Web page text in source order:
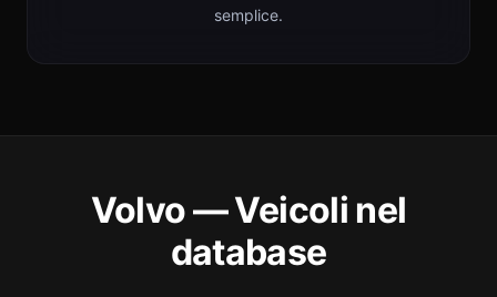
semplice.
Volvo — Veicoli nel
database